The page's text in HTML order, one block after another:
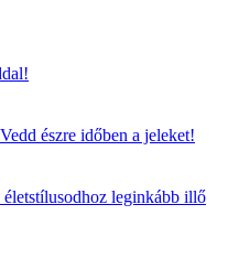
észre időben a jeleket!
életstílusodhoz leginkább illő